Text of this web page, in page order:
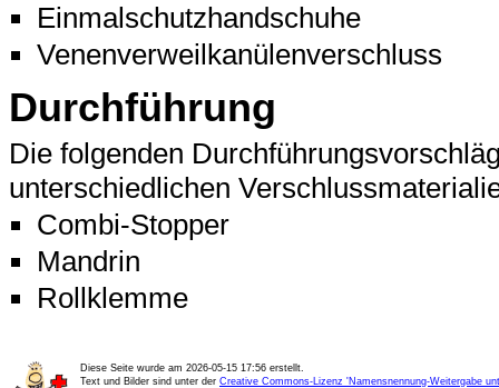
Einmalschutzhandschuhe
Venenverweilkanülenverschluss
Durchführung
Die folgenden
unterschiedlichen
Combi-Stopper
Mandrin
Rollklemme
Diese Seite wurde am 2026-05-15 17:56 erstellt.
Text und Bilder sind unter der Creative Commons-Lizenz 'Namensnennung-Weitergabe